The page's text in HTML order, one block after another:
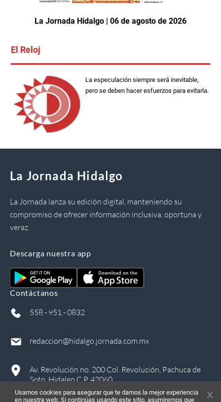
La Jornada Hidalgo | 06 de agosto de 2026
El Reloj
La especulación siempre será inevitable,
pero se deben hacer esfuerzos para evitarla.
La Jornada Hidalgo
La Jornada lanza su edición digital, manteniendo su
compromiso de ofrecer información inclusiva, oportuna y
veraz.
Descarga nuestra app
Contáctanos
558 - 951 - 0832
redaccion@hidalgo.jornada.com.mx
Av. Revolución no. 200 Col. Revolución, Pachuca de
Soto, Hidalgo C.P. 42060
Usamos cookies para asegurar que te damos la mejor experiencia
en nuestra web. Si continúas usando este sitio, asumiremos que